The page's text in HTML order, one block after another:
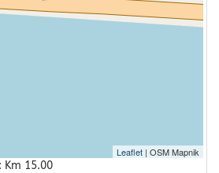
Leaflet | OSM Mapnik
15.00